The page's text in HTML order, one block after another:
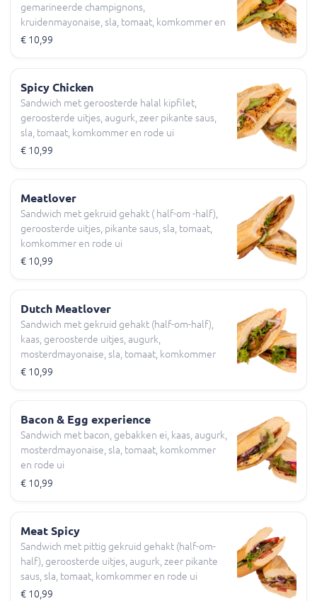
gemarineerde champignons,
kruidenmayonaise, sla, tomaat, komkommer en
rode ui Halal
€ 10,99
Spicy Chicken
Sandwich met geroosterde halal kipfilet,
geroosterde uitjes, augurk, zeer pikante saus,
sla, tomaat, komkommer en rode ui
€ 10,99
Meatlover
Sandwich met gekruid gehakt ( half-om -half),
geroosterde uitjes, pikante saus, sla, tomaat,
komkommer en rode ui
€ 10,99
Dutch Meatlover
Sandwich met gekruid gehakt (half-om-half),
kaas, geroosterde uitjes, augurk,
mosterdmayonaise, sla, tomaat, komkommer
en rode ui
€ 10,99
Bacon & Egg experience
Sandwich met bacon, gebakken ei, kaas, augurk,
mosterdmayonaise, sla, tomaat, komkommer
en rode ui
€ 10,99
Meat Spicy
Sandwich met pittig gekruid gehakt (half-om-
half), geroosterde uitjes, augurk, zeer pikante
saus, sla, tomaat, komkommer en rode ui
€ 10,99